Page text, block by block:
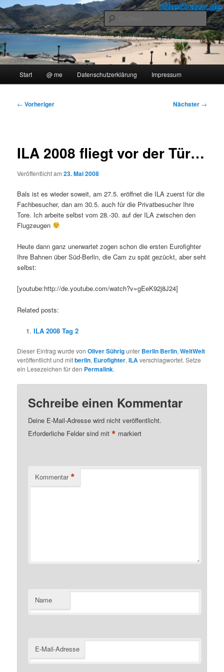
Zum
primären
Inhalt
springen2beCrazy
..::Ollis Blog::..
Start @ me Datenschutzerklärung Impressum
Beitragsnavigation
← Vorheriger Nächster →
ILA 2008 fliegt vor der Tür…
Veröffentlicht am23. Mai 2008
Bals ist es wieder soweit, am 27.5. eröffnet die ILA zuerst für die
Fachbesucher, dan am 30.5. auch für die Privatbesucher Ihre
Tore. Ich arbeite selbst vom 28.-30. auf der ILA zwischen den
Flugzeugen
Heute dann ganz unerwartet zogen schon die ersten Eurofighter
Ihre Bahnen über Süd-Berlin, die Cam zu spät gezückt, aber seht
selbst:
[youtube:http://de.youtube.com/watch?v=gEeK92j8J24]
Related posts:
ILA 2008 Tag 2
Dieser Eintrag wurde vonOliver Sührigunter Berlin Berlin,WeltWeit
veröffentlicht und mitberlin, Eurofighter,ILAverschlagwortet. Setze
ein Lesezeichen für den Permalink.
Schreibe einen Kommentar
Deine E-Mail-Adresse wird nicht veröffentlicht.
Erforderliche Felder sind mit* markiert
Kommentar *
Name
E-Mail-Adresse